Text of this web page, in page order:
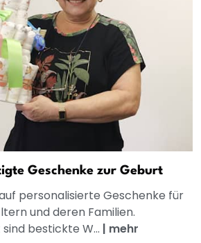
Geschenke zur Geburt
personalisierte Geschenke für
und deren Familien.
bestickte W... | mehr